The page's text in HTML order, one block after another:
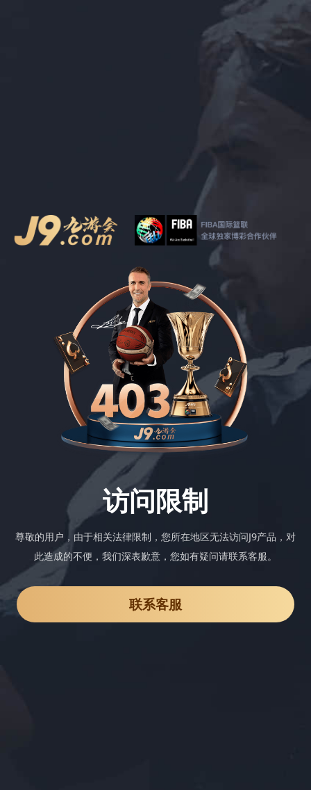
访问限制
尊敬的用户，由于相关法律限制，您所在地区无法访问J9产品，对
此造成的不便，我们深表歉意，您如有疑问请联系客服。
联系客服